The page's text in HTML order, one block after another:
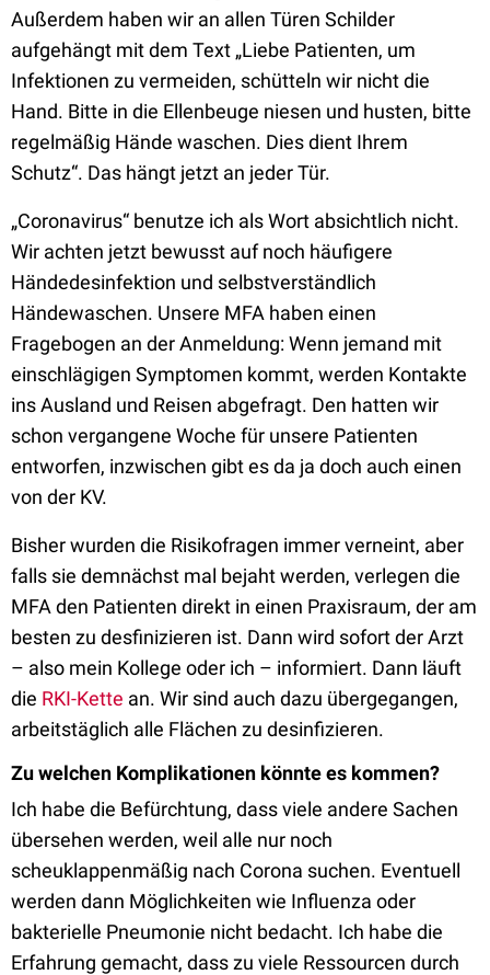
Außerdem haben wir an allen Türen Schilder
aufgehängt mit dem Text „Liebe Patienten, um
Infektionen zu vermeiden, schütteln wir nicht die
Hand. Bitte in die Ellenbeuge niesen und husten, bitte
regelmäßig Hände waschen. Dies dient Ihrem
Schutz“. Das hängt jetzt an jeder Tür.
„Coronavirus“ benutze ich als Wort absichtlich nicht.
Wir achten jetzt bewusst auf noch häufigere
Händedesinfektion und selbstverständlich
Händewaschen. Unsere MFA haben einen
Fragebogen an der Anmeldung: Wenn jemand mit
einschlägigen Symptomen kommt, werden Kontakte
ins Ausland und Reisen abgefragt. Den hatten wir
schon vergangene Woche für unsere Patienten
entworfen, inzwischen gibt es da ja doch auch einen
von der KV.
Bisher wurden die Risikofragen immer verneint, aber
falls sie demnächst mal bejaht werden, verlegen die
MFA den Patienten direkt in einen Praxisraum, der am
besten zu desfinizieren ist. Dann wird sofort der Arzt
– also mein Kollege oder ich – informiert. Dann läuft
die RKI-Kette an. Wir sind auch dazu übergegangen,
arbeitstäglich alle Flächen zu desinfizieren.
Zu welchen Komplikationen könnte es kommen?
Ich habe die Befürchtung, dass viele andere Sachen
übersehen werden, weil alle nur noch
scheuklappenmäßig nach Corona suchen. Eventuell
werden dann Möglichkeiten wie Influenza oder
bakterielle Pneumonie nicht bedacht. Ich habe die
Erfahrung gemacht, dass zu viele Ressourcen durch